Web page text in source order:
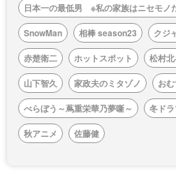
日本一の最低男 ※私の家族はニセモノ
SnowMan
相棒 season23
クジ
赤楚衛二
ホットスポット 松村
山下智久
家政夫のミタゾノ お
べらぼう～蔦重栄華乃夢噺～
冬ド
秋アニメ
佐藤健